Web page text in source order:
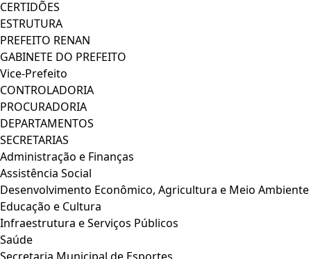
CERTIDÕES
ESTRUTURA
PREFEITO RENAN
GABINETE DO PREFEITO
Vice-Prefeito
CONTROLADORIA
PROCURADORIA
DEPARTAMENTOS
SECRETARIAS
Administração e Finanças
Assistência Social
Desenvolvimento Econômico, Agricultura e Meio Ambiente
Educação e Cultura
Infraestrutura e Serviços Públicos
Saúde